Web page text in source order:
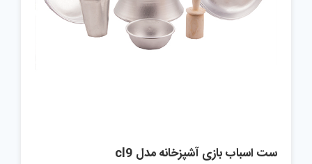
ست اسباب بازی آشپزخانه مدل cl9